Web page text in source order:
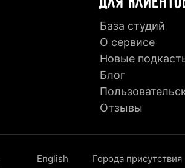
База студий
О сервисе
Новые
Блог
Отзывы
English Города присутствия